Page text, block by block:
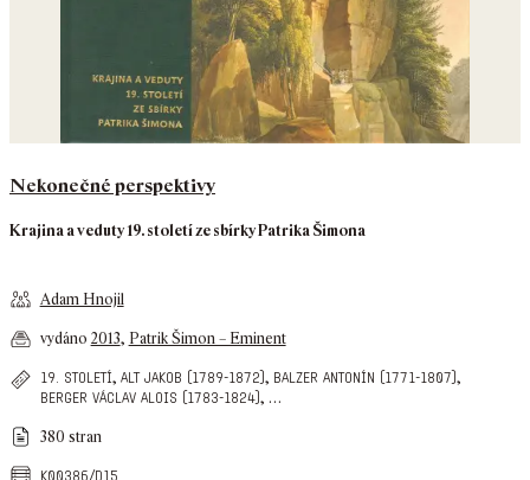
Nekonečné perspektivy
Krajina a veduty 19. století ze sbírky Patrika Šimona
Adam Hnojil
vydáno 2013, Patrik Šimon – Eminent
19. století, alt jakob (1789-1872) , balzer antonín (1771-1807) ,
berger václav alois (1783-1824) , …
380 stran
k00386/d15